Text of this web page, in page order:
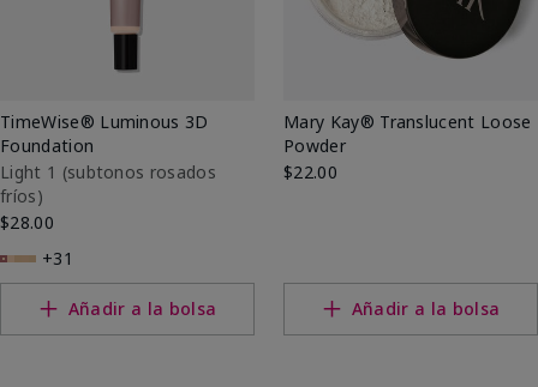
TimeWise® Luminous 3D
Foundation
Light 1​ (subtonos rosados
fríos)
$28.00
+31
Añadir a la bolsa
Mary Kay® Translucent Loose
Powder
$22.00
Añadir a la bolsa